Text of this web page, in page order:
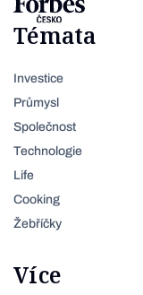
Témata
Investice
Průmysl
Společnost
Technologie
Life
Cooking
Žebříčky
Více